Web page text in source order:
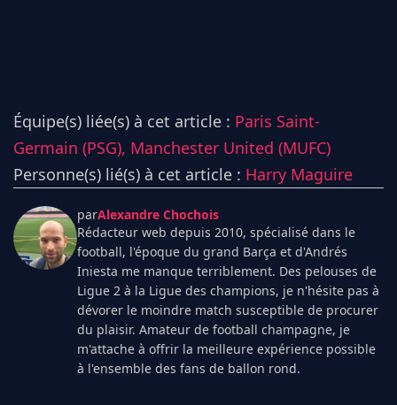
Équipe(s) liée(s) à cet article : Paris Saint-
Germain (PSG), Manchester United (MUFC)
Personne(s) lié(s) à cet article : Harry Maguire
parAlexandre Chochois
Rédacteur web depuis 2010, spécialisé dans le
football, l'époque du grand Barça et d'Andrés
Iniesta me manque terriblement. Des pelouses de
Ligue 2 à la Ligue des champions, je n'hésite pas à
dévorer le moindre match susceptible de procurer
du plaisir. Amateur de football champagne, je
m'attache à offrir la meilleure expérience possible
à l'ensemble des fans de ballon rond.